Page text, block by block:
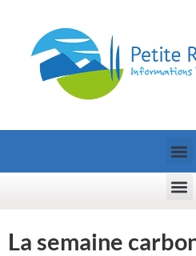
La semaine